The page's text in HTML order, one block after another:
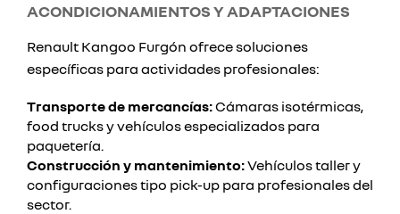
ACONDICIONAMIENTOS Y ADAPTACIONES
Renault Kangoo Furgón ofrece soluciones
específicas para actividades profesionales:
Transporte de mercancías:Cámaras isotérmicas,
food trucks y vehículos especializados para
paquetería.
Construcción y mantenimiento:Vehículos taller y
configuraciones tipo pick-up para profesionales del
sector.